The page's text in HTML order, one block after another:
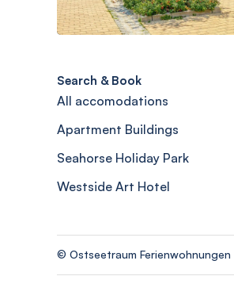
Search & Book
All accomodations
Apartment Buildings
Seahorse Holiday Park
Westside Art Hotel
© Ostseetraum Ferienwohnungen